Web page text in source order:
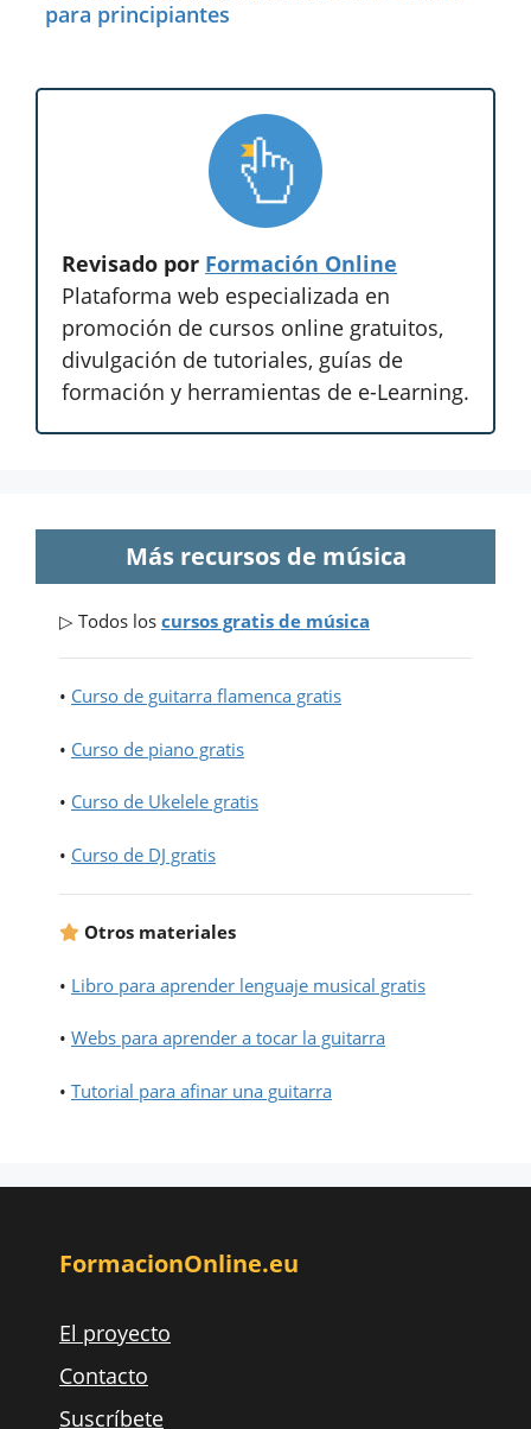
para principiantes
Revisado por Formación Online
Plataforma web especializada en
promoción de cursos online gratuitos,
divulgación de tutoriales, guías de
formación y herramientas de e-Learning.
Más recursos de música
▷ Todos los cursos gratis de música
• Curso de guitarra flamenca gratis
• Curso de piano gratis
• Curso de Ukelele gratis
• Curso de DJ gratis
Otros materiales
• Libro para aprender lenguaje musical gratis
• Webs para aprender a tocar la guitarra
• Tutorial para afinar una guitarra
FormacionOnline.eu
El proyecto
Contacto
Suscríbete